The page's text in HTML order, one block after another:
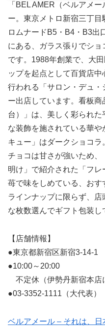
「BEL AMER（ベルアメ
ー。東京メトロ新宿三丁
ロムナードB5・B4・B3出
にある、ガラス張りでシ
です。1988年創業で、大
ップを起点として百貨店
行われる「サロン・デュ
ー出店しています。看板
台）」は、美しく彩られ
な装飾を施されている華
キュー」はダークショコラ
チョコは甘さが強いため
明け」で紹介された「フ
苺で味をしめている、お
ラインナップに限らず、
な枚数選んでギフト包装し
【店舗情報】
●東京都新宿区新宿3-14-1
●10:00～20:00
不定休（伊勢丹新宿本店
●03-3352-1111（大代表）
ベルアメール – それは、日